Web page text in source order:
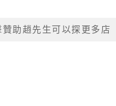
贊助趙先生可以探更多店